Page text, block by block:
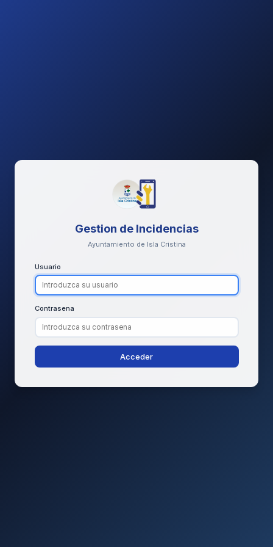
Gestion de Incidencias
Ayuntamiento de Isla Cristina
Usuario
Contrasena
Acceder